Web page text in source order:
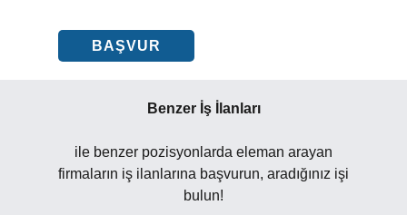
BAŞVUR
Benzer İş İlanları
ile benzer pozisyonlarda eleman arayan
firmaların iş ilanlarına başvurun, aradığınız işi
bulun!